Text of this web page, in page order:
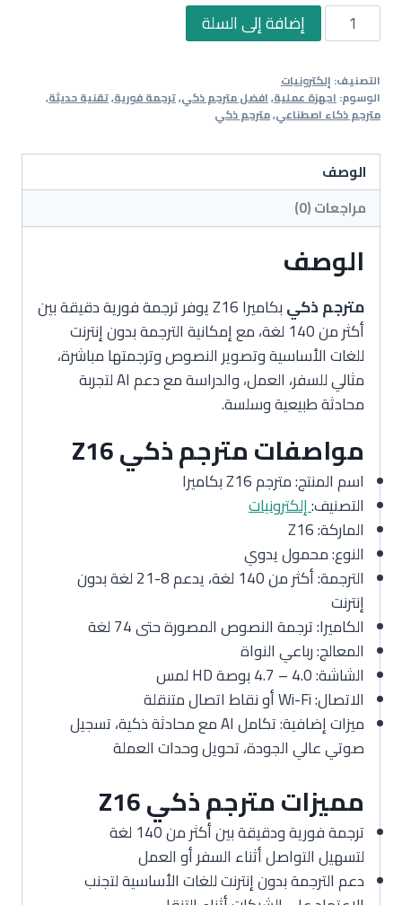
كمية
مترجم
اصطناعي
بكاميرا
إضافة إلى السلة
التصنيف: إلكترونيات
الوسوم:اجهزة عملية,افضل مترجم ذكي,ترجمة فورية,تقنية حديثة,
مترجم ذكاء اصطناعي,مترجم ذكي
الوصف
مراجعات (0)
الوصف
مترجم ذكي
بكاميرا Z16 يوفر ترجمة فورية دقيقة بين
أكثر من 140 لغة، مع إمكانية الترجمة بدون إنترنت
للغات الأساسية وتصوير النصوص وترجمتها مباشرة،
مثالي للسفر، العمل، والدراسة مع دعم AI لتجربة
محادثة طبيعية وسلسة.
مواصفات مترجم ذكي Z16
اسم المنتج: مترجم Z16 بكاميرا
التصنيف:إلكترونيات
الماركة: Z16
النوع: محمول يدوي
الترجمة: أكثر من 140 لغة، يدعم 8-21 لغة بدون
إنترنت
الكاميرا: ترجمة النصوص المصورة حتى 74 لغة
المعالج: رباعي النواة
الشاشة: 4.0 – 4.7 بوصة HD لمس
الاتصال: Wi-Fi أو نقاط اتصال متنقلة
ميزات إضافية: تكامل AI مع محادثة ذكية، تسجيل
صوتي عالي الجودة، تحويل وحدات العملة
مميزات مترجم ذكي Z16
ترجمة فورية ودقيقة بين أكثر من 140 لغة
لتسهيل التواصل أثناء السفر أو العمل
دعم الترجمة بدون إنترنت للغات الأساسية لتجنب